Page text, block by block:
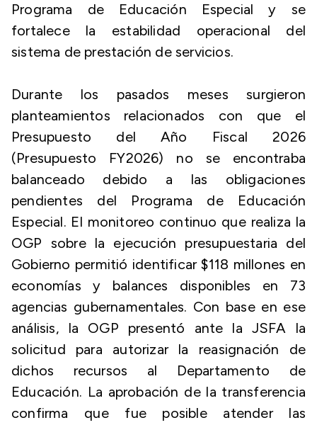
Programa de Educación Especial y se
fortalece la estabilidad operacional del
sistema de prestación de servicios.
Durante los pasados meses surgieron
planteamientos relacionados con que el
Presupuesto del Año Fiscal 2026
(Presupuesto FY2026) no se encontraba
balanceado debido a las obligaciones
pendientes del Programa de Educación
Especial. El monitoreo continuo que realiza la
OGP sobre la ejecución presupuestaria del
Gobierno permitió identificar $118 millones en
economías y balances disponibles en 73
agencias gubernamentales. Con base en ese
análisis, la OGP presentó ante la JSFA la
solicitud para autorizar la reasignación de
dichos recursos al Departamento de
Educación. La aprobación de la transferencia
confirma que fue posible atender las